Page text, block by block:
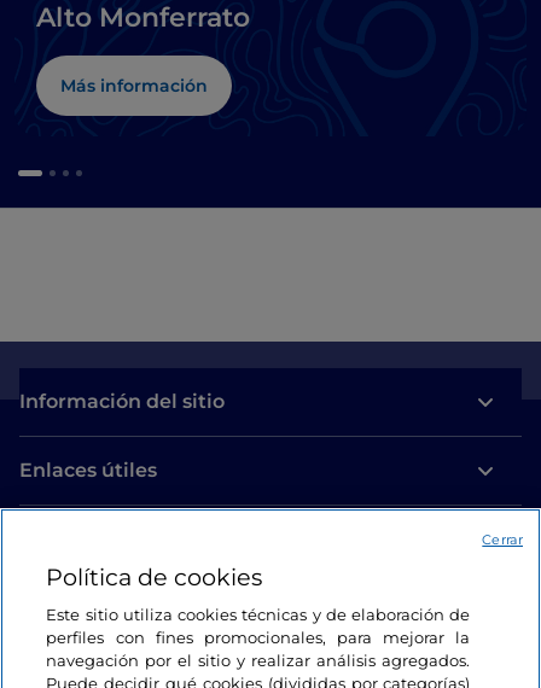
Alto Monferrato
Más información
Información del sitio
Enlaces útiles
Estamos en contacto
Política de cookies
Este sitio utiliza cookies técnicas y de elaboración de
perfiles con fines promocionales, para mejorar la
navegación por el sitio y realizar análisis agregados.
Puede decidir qué cookies (divididas por categorías)
Cerrar